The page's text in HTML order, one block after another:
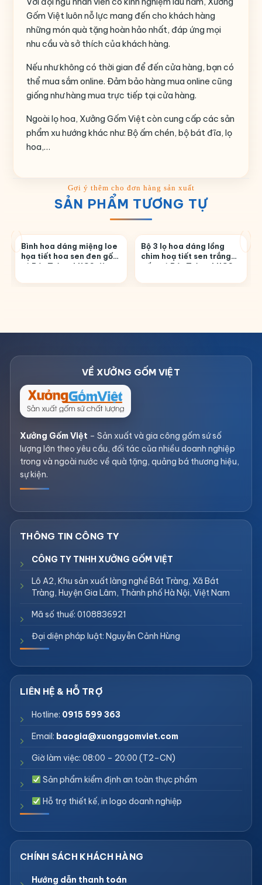
Gốm Việt luôn nỗ lực mang đến cho khách hàng
những món quà tặng hoàn hảo nhất, đáp ứng mọi
nhu cầu và sở thích của khách hàng.
Nếu như không có thời gian để đến cửa hàng, bạn có
thể mua sắm online. Đảm bảo hàng mua online cũng
giống như hàng mua trực tiếp tại cửa hàng.
Ngoài lọ hoa, Xưởng Gốm Việt còn cung cấp các sản
phẩm xu hướng khác như: Bộ ấm chén, bộ bát đĩa, lọ
hoa,…
SẢN PHẨM TƯƠNG TỰ
Bình hoa dáng miệng loe
họa tiết hoa sen đen gốm
sứ Bát Tràng LHGS-11
Bộ 3 lọ hoa dáng lồng
chim hoạ tiết sen trắng
gốm sứ Bát Tràng LHGS-
Xưởng Gốm Việt – Sản xuất và gia công gốm sứ số
lượng lớn theo yêu cầu, đối tác của nhiều doanh nghiệp
trong và ngoài nước về quà tặng, quảng bá thương hiệu,
sự kiện.
CÔNG TY TNHH XƯỞNG GỐM VIỆT
Lô A2, Khu sản xuất làng nghề Bát Tràng, Xã Bát
Tràng, Huyện Gia Lâm, Thành phố Hà Nội, Việt Nam
Mã số thuế: 0108836921
Đại diện pháp luật: Nguyễn Cảnh Hùng
Hotline: 0915 599 363
Email: baogia@xuonggomviet.com
Giờ làm việc: 08:00 – 20:00 (T2–CN)
Sản phẩm kiểm định an toàn thực phẩm
Hỗ trợ thiết kế, in logo doanh nghiệp
Hướng dẫn thanh toán